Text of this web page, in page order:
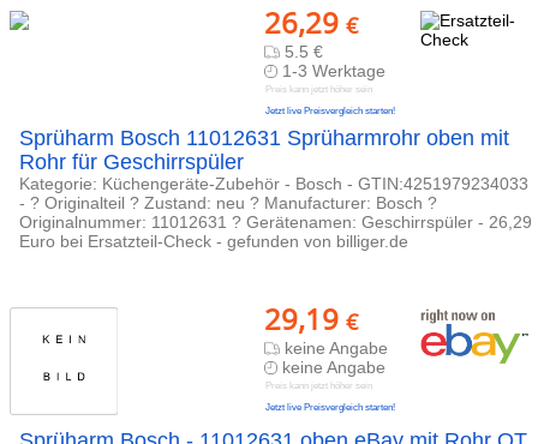
26,29 €
5.5 €
1-3 Werktage
Preis kann jetzt höher sein
Jetzt live Preisvergleich starten!
Sprüharm Bosch 11012631 Sprüharmrohr oben mit
Rohr für Geschirrspüler
Kategorie: Küchengeräte-Zubehör - Bosch - GTIN:4251979234033
- ? Originalteil ? Zustand: neu ? Manufacturer: Bosch ?
Originalnummer: 11012631 ? Gerätenamen: Geschirrspüler - 26,29
Euro bei Ersatzteil-Check - gefunden von billiger.de
29,19 €
keine Angabe
keine Angabe
Preis kann jetzt höher sein
Jetzt live Preisvergleich starten!